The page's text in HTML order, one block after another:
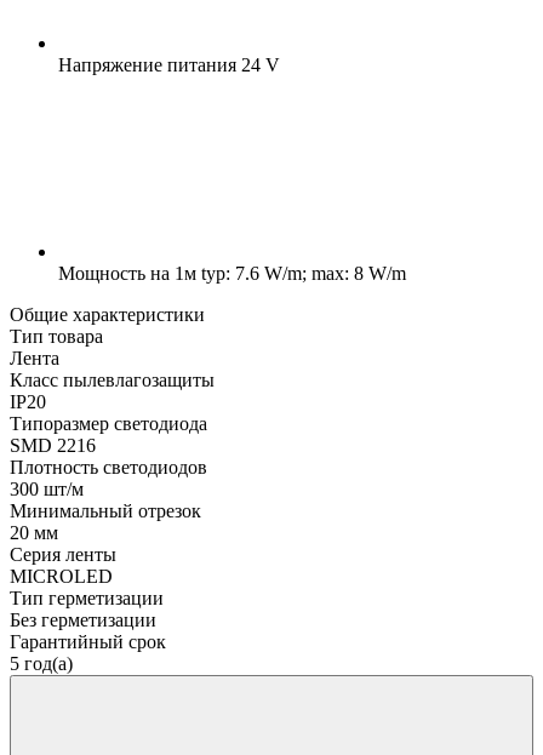
Напряжение питания 24 V
Мощность на 1м typ: 7.6 W/m; max: 8 W/m
Общие характеристики
Тип товара
Лента
Класс пылевлагозащиты
IP20
Типоразмер светодиода
SMD 2216
Плотность светодиодов
300 шт/м
Минимальный отрезок
20 мм
Серия ленты
MICROLED
Тип герметизации
Без герметизации
Гарантийный срок
5 год(а)